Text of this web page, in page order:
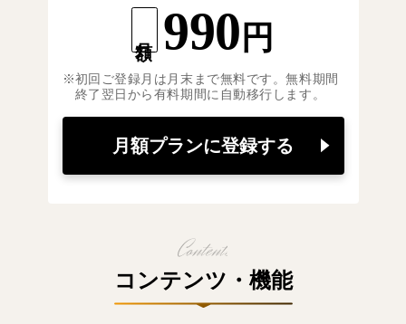
990 円
初回ご登録月は月末まで無料です。無料期間
終了翌日から有料期間に自動移行します。
月額プランに登録する
コンテンツ・機能